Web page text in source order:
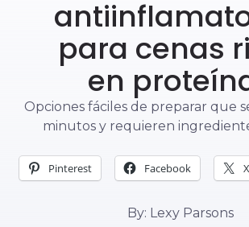
para cenas
en
Opciones fáciles de preparar que
minutos y requieren
Pinterest Facebook X
By: Lexy Parsons